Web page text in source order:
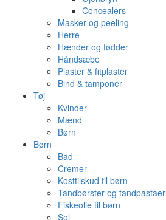
Concealers
Masker og peeling
Herre
Hænder og fødder
Håndsæbe
Plaster & fitplaster
Bind & tamponer
Tøj
Kvinder
Mænd
Børn
Børn
Bad
Cremer
Kosttilskud til børn
Tandbørster og tandpastaer
Fiskeolie til børn
Sol